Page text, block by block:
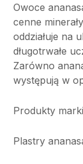
Owoce
cenne
oddziałuje na
długotrwałe
Zarówno
występują w
Produkty
Plastry